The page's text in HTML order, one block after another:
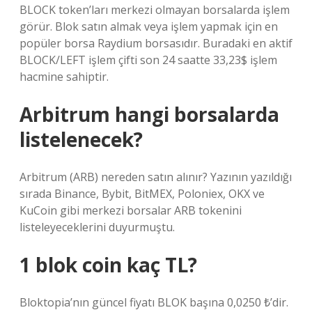
BLOCK token’ları merkezi olmayan borsalarda işlem
görür. Blok satın almak veya işlem yapmak için en
popüler borsa Raydium borsasıdır. Buradaki en aktif
BLOCK/LEFT işlem çifti son 24 saatte 33,23$ işlem
hacmine sahiptir.
Arbitrum hangi borsalarda
listelenecek?
Arbitrum (ARB) nereden satın alınır? Yazının yazıldığı
sırada Binance, Bybit, BitMEX, Poloniex, OKX ve
KuCoin gibi merkezi borsalar ARB tokenini
listeleyeceklerini duyurmuştu.
1 blok coin kaç TL?
Bloktopia’nın güncel fiyatı BLOK başına 0,0250 ₺’dir.